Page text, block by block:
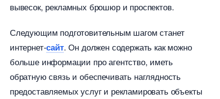
ывесок, рекламных брошюр и проспектов.
Следующим подготовительным шагом станет
интернет-сайт. Он должен содержать как можно
ольше информации про агентство, иметь
обратную связь и обеспечивать наглядность
предоставляемых услуг и рекламировать объекты